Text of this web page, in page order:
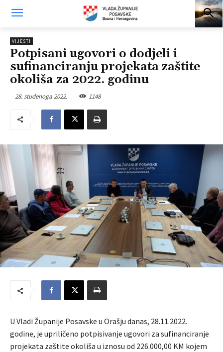
VIJESTI
Potpisani ugovori o dodjeli i
sufinanciranju projekata zaštite
okoliša za 2022. godinu
28. studenoga 2022. 1148
U Vladi Županije Posavske u Orašju danas, 28.11.2022.
godine, je upriličeno potpisivanje ugovori za sufinanciranje
projekata zaštite okoliša u iznosu od 226.000,00 KM kojem